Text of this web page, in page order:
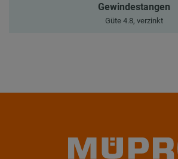
Gewindestangen
Güte 4.8, verzinkt